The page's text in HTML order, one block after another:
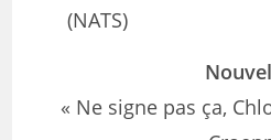
(NATS)
« Ne signe pas ça,